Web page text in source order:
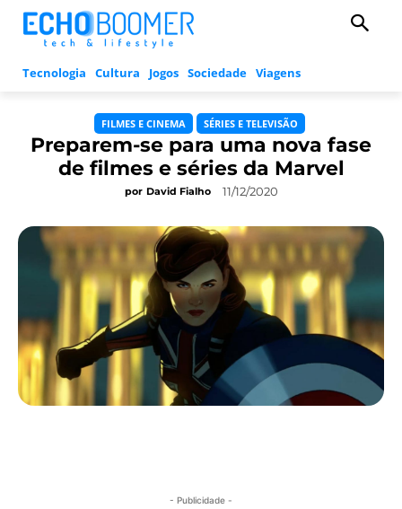
Tecnologia Cultura Jogos Sociedade Viagens
FILMES E CINEMA SÉRIES E TELEVISÃO
Preparem-se para uma nova fase
de filmes e séries da Marvel
por David Fialho 11/12/2020
- Publicidade -